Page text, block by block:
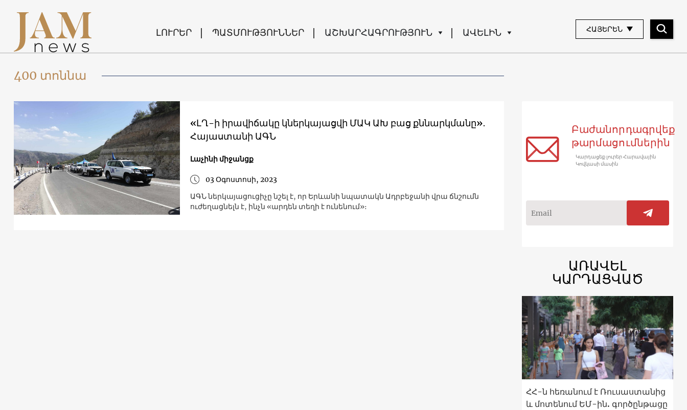
ԼՈՒՐԵՐ ՊԱՏՄՈՒԹՅՈՒՆՆԵՐ ԱՇԽԱՐՀԱԳՐՈՒԹՅՈՒՆ ԱՎԵԼԻՆ ՀԱՅԵՐԵՆ
400 տոննա
«ԼՂ-ի իրավիճակը կներկայացվի ՄԱԿ ԱԽ բաց քննարկմանը»․
Հայաստանի ԱԳՆ
Լաչինի միջանցք
03 Օգոստոսի, 2023
ԱԳՆ ներկայացուցիչը նշել է, որ Երևանի նպատակն Ադրբեջանի վրա ճնշումն
ուժեղացնելն է, ինչն «արդեն տեղի է ունենում»։
Բաժանորդագրվեք
թարմացումներին
Կարդացեք լուրեր Հարավային
Կովկասի մասին
ԱՌԱՎԵԼ
ԿԱՐԴԱՑՎԱԾ
ՀՀ-ն հեռանում է Ռուսաստանից
և մոտենում ԵՄ-ին. գործընթացը